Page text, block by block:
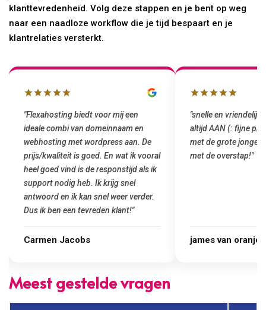
klanttevredenheid. Volg deze stappen en je bent op weg
naar een naadloze workflow die je tijd bespaart en je
klantrelaties versterkt.
"snelle en vriendelijke service. staat
altijd AAN (: fijne prijzen vergeleken
met de grote jongens en dus nu al blij
met de overstap!"
james van oranje
"Top service. Ik had
het installeren van
was meteen door
gemaakt. Top
Marcel Thijs
Meest gestelde vragen